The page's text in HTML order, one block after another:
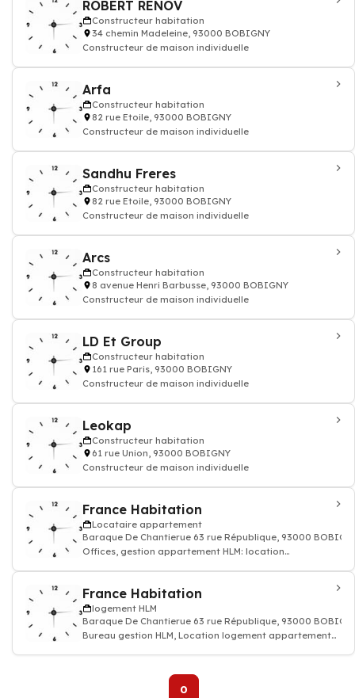
ROBERT RENOV
Constructeur habitation
34 chemin Madeleine, 93000 BOBIGNY
Constructeur de maison individuelle
Arfa
Constructeur habitation
82 rue Etoile, 93000 BOBIGNY
Constructeur de maison individuelle
Sandhu Freres
Constructeur habitation
82 rue Etoile, 93000 BOBIGNY
Constructeur de maison individuelle
Arcs
Constructeur habitation
8 avenue Henri Barbusse, 93000 BOBIGNY
Constructeur de maison individuelle
LD Et Group
Constructeur habitation
161 rue Paris, 93000 BOBIGNY
Constructeur de maison individuelle
Leokap
Constructeur habitation
61 rue Union, 93000 BOBIGNY
Constructeur de maison individuelle
France Habitation
Locataire appartement
Baraque De Chantierue 63 rue République, 93000
Offices, gestion appartement HLM: location
France Habitation
logement HLM
Baraque De Chantierue 63 rue République, 93000
Bureau gestion HLM, Location logement appartement
0